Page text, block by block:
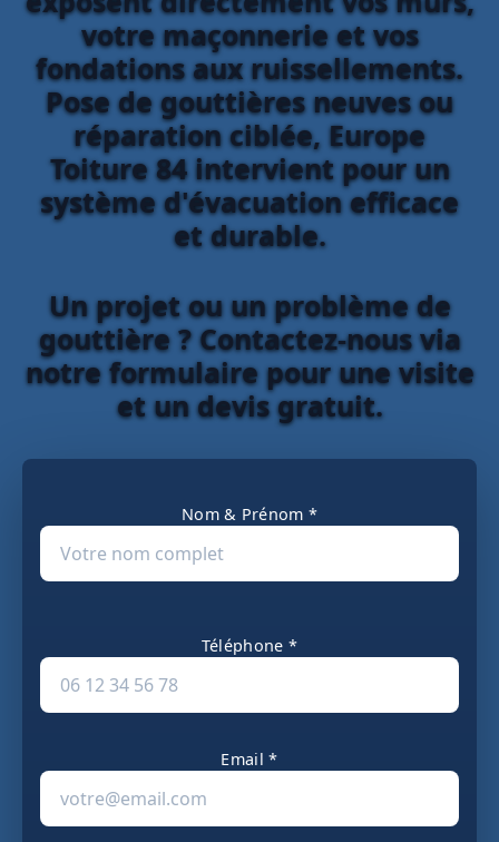
votre maçonnerie et vos
fondations aux ruissellements.
Pose de gouttières neuves ou
réparation ciblée, Europe
Toiture 84 intervient pour un
système d'évacuation efficace
et durable.
Un projet ou un problème de
gouttière ? Contactez-nous via
notre formulaire pour une visite
et un devis gratuit.
Nom & Prénom *
Téléphone *
Email *